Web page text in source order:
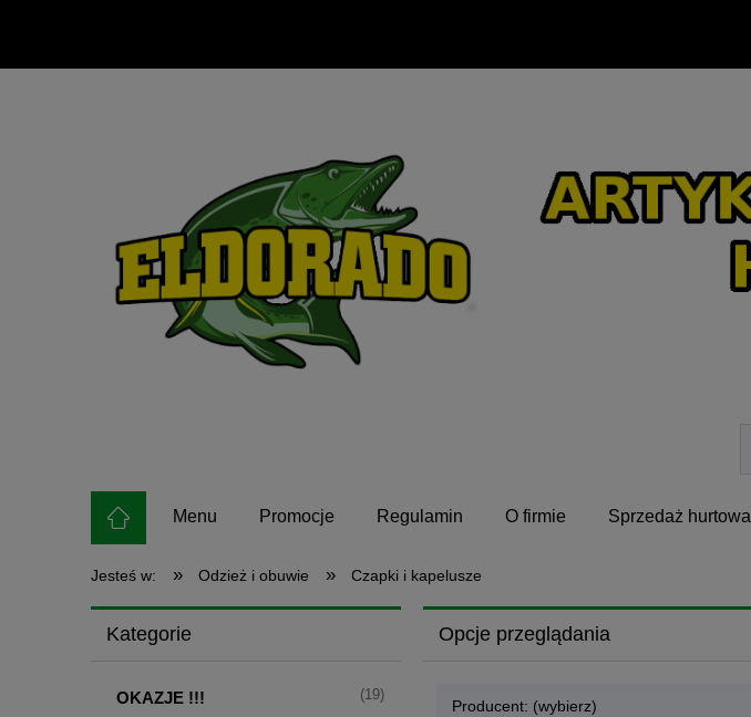
Menu Promocje Regulamin O firmie Sprzedaż hurtowa
Jesteś w: » Odzież i obuwie » Czapki i kapelusze
Kategorie
OKAZJE !!! (19)
Opcje przeglądania
Producent: (wybierz)